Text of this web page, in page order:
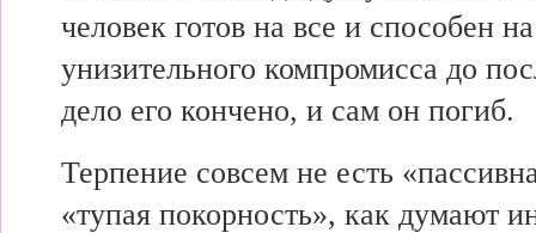
человек готов на все и способен
унизительного компромисса до
дело его кончено, и сам он погиб.
Терпение совсем не есть
«тупая покорность», как думают